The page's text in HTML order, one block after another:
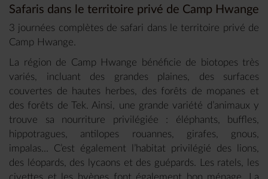
Safaris dans le territoire privé de Camp Hwange
3 journées complètes de safari dans le territoire privé de
Camp Hwange.
La région de Camp Hwange bénéficie de biotopes très
variés, incluant des grandes plaines, des surfaces
couvertes de hautes herbes, des forêts de mopanes et
des forêts de Tek. Ainsi, une grande variété d’animaux y
trouve sa nourriture privilégiée : éléphants, buffles,
hippotragues, antilopes rouannes, girafes, gnous,
impalas... C’est également l’habitat privilégié des lions,
des léopards, des lycaons et des guépards. Les ratels, les